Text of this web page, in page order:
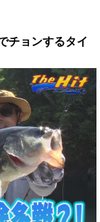
チョンするタイ